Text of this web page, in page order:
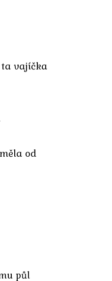
vajíčka
od
půl